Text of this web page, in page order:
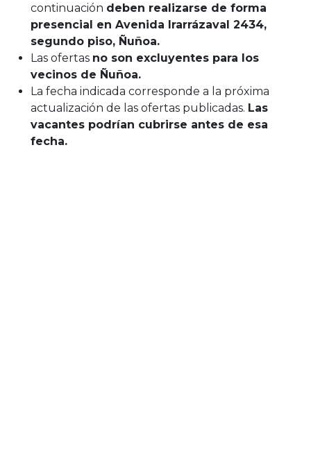
continuación deben realizarse de forma
presencial en Avenida Irarrázaval 2434,
segundo piso, Ñuñoa.
Las ofertas no son excluyentes para los
vecinos de Ñuñoa.
La fecha indicada corresponde a la próxima
actualización de las ofertas publicadas. Las
vacantes podrían cubrirse antes de esa
fecha.